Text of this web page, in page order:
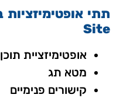
Site
אופטימיזציית תוכן
מטא תג
קישורים פנימיים